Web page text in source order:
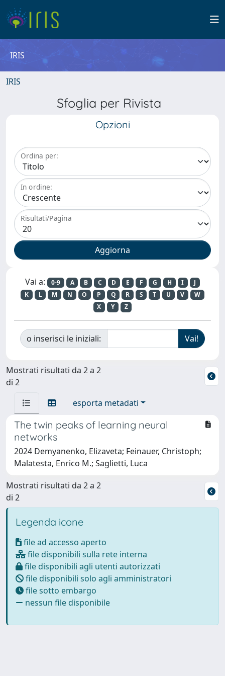
IRIS
IRIS
Sfoglia per Rivista
Opzioni
Ordina per:
In ordine:
Risultati/Pagina
Vai a: 0-9 A B C D E F G H I
J
K
L M N O P Q R S T U V
W
X
Y Z
o inserisci le iniziali:
Mostrati risultati da 2 a 2
di 2
esporta metadati
The twin peaks of learning neural
networks
2024 Demyanenko, Elizaveta; Feinauer, Christoph;
Malatesta, Enrico M.; Saglietti, Luca
Mostrati risultati da 2 a 2
di 2
Legenda icone
file ad accesso aperto
file disponibili sulla rete interna
file disponibili agli utenti autorizzati
file disponibili solo agli amministratori
file sotto embargo
nessun file disponibile